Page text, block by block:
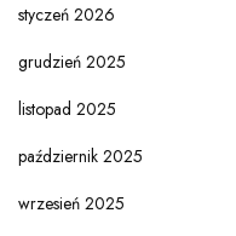
styczeń 2026
grudzień 2025
listopad 2025
październik 2025
wrzesień 2025